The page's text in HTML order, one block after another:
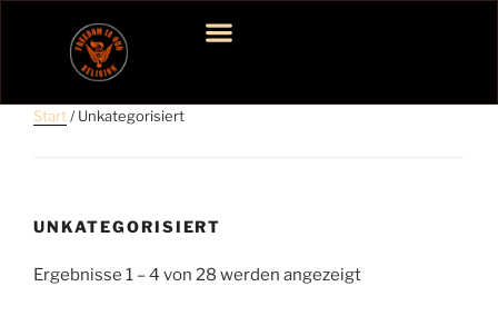
Start/ Unkategorisiert
UNKATEGORISIERT
Ergebnisse 1 – 4 von 28 werden angezeigt